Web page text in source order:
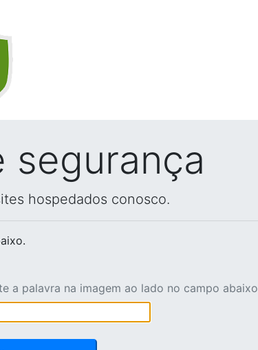
segurança
hospedados conosco.
a palavra na imagem ao lado no campo abaixo